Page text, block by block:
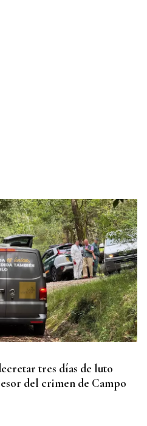
tres días de luto
del crimen de Campo